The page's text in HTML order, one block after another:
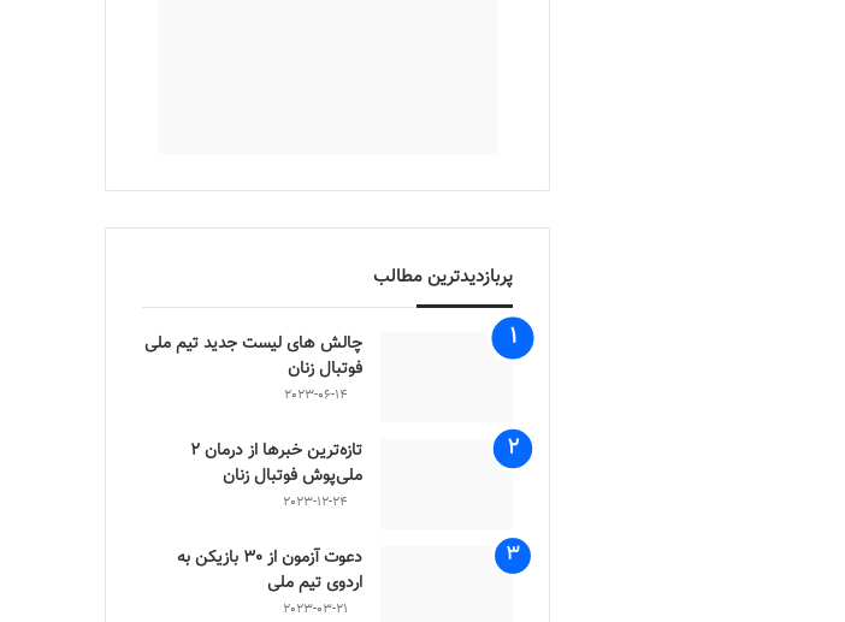
پربازدیدترین مطالب
چالش هاى ليست جدید تيم ملى
فوتبال زنان
2023-06-14
تازه‌ترین خبرها از درمان ۲
ملی‌پوش فوتبال زنان
2023-12-24
دعوت آزمون از 30 بازیکن به
اردوی تیم ملی
2023-03-21